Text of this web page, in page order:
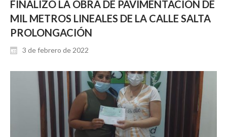
FINALIZÓ LA OBRA DE PAVIMENTACIÓN DE
MIL METROS LINEALES DE LA CALLE SALTA
PROLONGACIÓN
3 de febrero de 2022